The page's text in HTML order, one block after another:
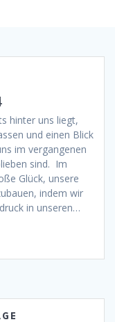
hinter uns liegt,
und einen Blick
im vergangenen
sind. Im
Glück, unsere
indem wir
in unseren…